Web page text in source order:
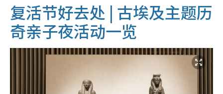
复活节好去处 | 古埃及主题历
奇亲子夜活动一览